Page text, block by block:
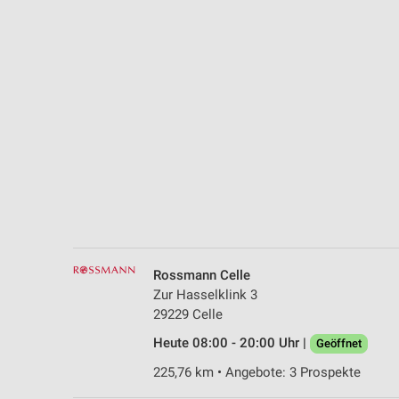
Rossmann Celle
Zur Hasselklink 3
29229 Celle
Heute 08:00 - 20:00 Uhr |
Geöffnet
225,76 km • Angebote: 3 Prospekte